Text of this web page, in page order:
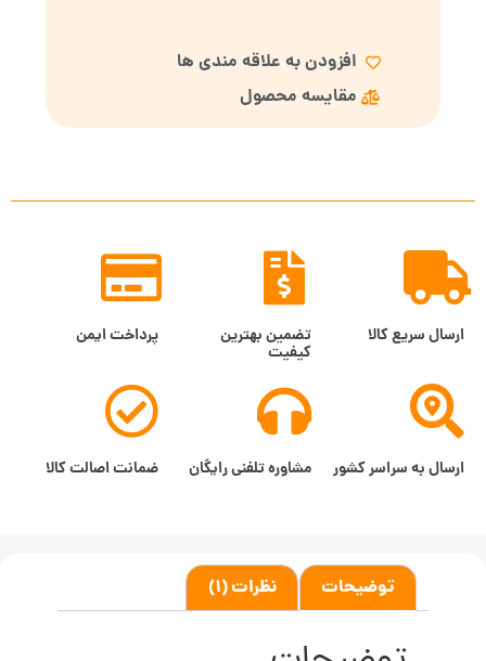
افزودن به علاقه مندی ها
مقایسه محصول
ارسال سریع کالا تضمین بهترین
کیفیت
پرداخت ایمن
ارسال به سراسر کشور مشاوره تلفنی رایگان ضمانت اصالت کالا
توضیحات نظرات (1)